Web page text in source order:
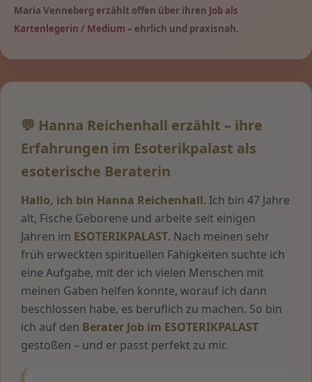
Maria Venneberg erzählt offen über ihren Job als
Kartenlegerin / Medium – ehrlich und praxisnah.
💬 Hanna Reichenhall erzählt – ihre
Erfahrungen im Esoterikpalast als
esoterische Beraterin
Hallo, ich bin Hanna Reichenhall. Ich bin 47 Jahre
alt, Fische Geborene und arbeite seit einigen
Jahren im ESOTERIKPALAST. Nach meinen sehr
früh erweckten spirituellen Fähigkeiten suchte ich
eine Aufgabe, mit der ich vielen Menschen mit
meinen Gaben helfen konnte, worauf ich dann
beschlossen habe, es beruflich zu machen. So bin
ich auf den Berater Job im ESOTERIKPALAST
gestoßen – und er passt perfekt zu mir.